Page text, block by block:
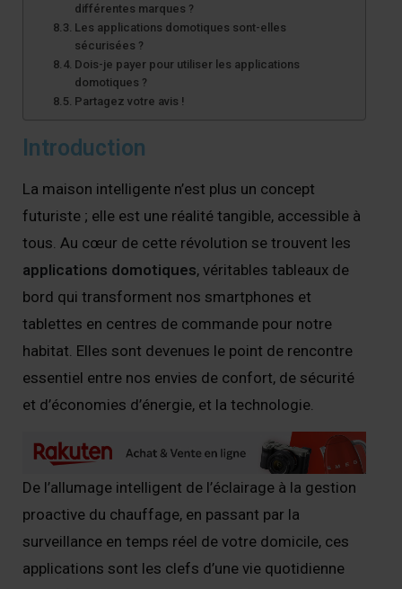
différentes marques ?
Les applications domotiques sont-elles
sécurisées ?
Dois-je payer pour utiliser les applications
domotiques ?
Partagez votre avis !
Introduction
La maison intelligente n’est plus un concept
futuriste ; elle est une réalité tangible, accessible à
tous. Au cœur de cette révolution se trouvent les
applications domotiques, véritables tableaux de
bord qui transforment nos smartphones et
tablettes en centres de commande pour notre
habitat. Elles sont devenues le point de rencontre
essentiel entre nos envies de confort, de sécurité
et d’économies d’énergie, et la technologie.
De l’allumage intelligent de l’éclairage à la gestion
proactive du chauffage, en passant par la
surveillance en temps réel de votre domicile, ces
applications sont les clefs d’une vie quotidienne